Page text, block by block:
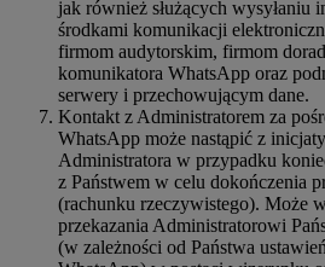
jak również służących wysyłaniu
środkami komunikacji
firmom audytorskim, firmom
komunikatora WhatsApp oraz
serwery i przechowującym dane.
Kontakt z Administratorem za
WhatsApp może nastąpić z
Administratora w przypadku
z Państwem w celu dokończenia
(rachunku rzeczywistego). Może
przekazania Administratorowi
(w zależności od Państwa